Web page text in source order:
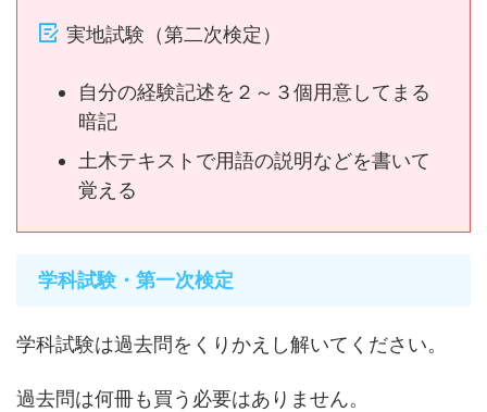
実地試験（第二次検定）
自分の経験記述を２～３個用意してまる
暗記
土木テキストで用語の説明などを書いて
覚える
学科試験・第一次検定
学科試験は過去問をくりかえし解いてください。
過去問は何冊も買う必要はありません。